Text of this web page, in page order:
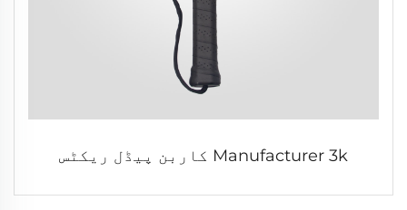
Manufacturer 3k کاربن پیڈل ریکٹس